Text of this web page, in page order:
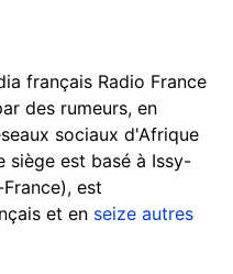
français Radio France
des rumeurs, en
sociaux d'Afrique
siège est basé à Issy-
est
et en seize autres